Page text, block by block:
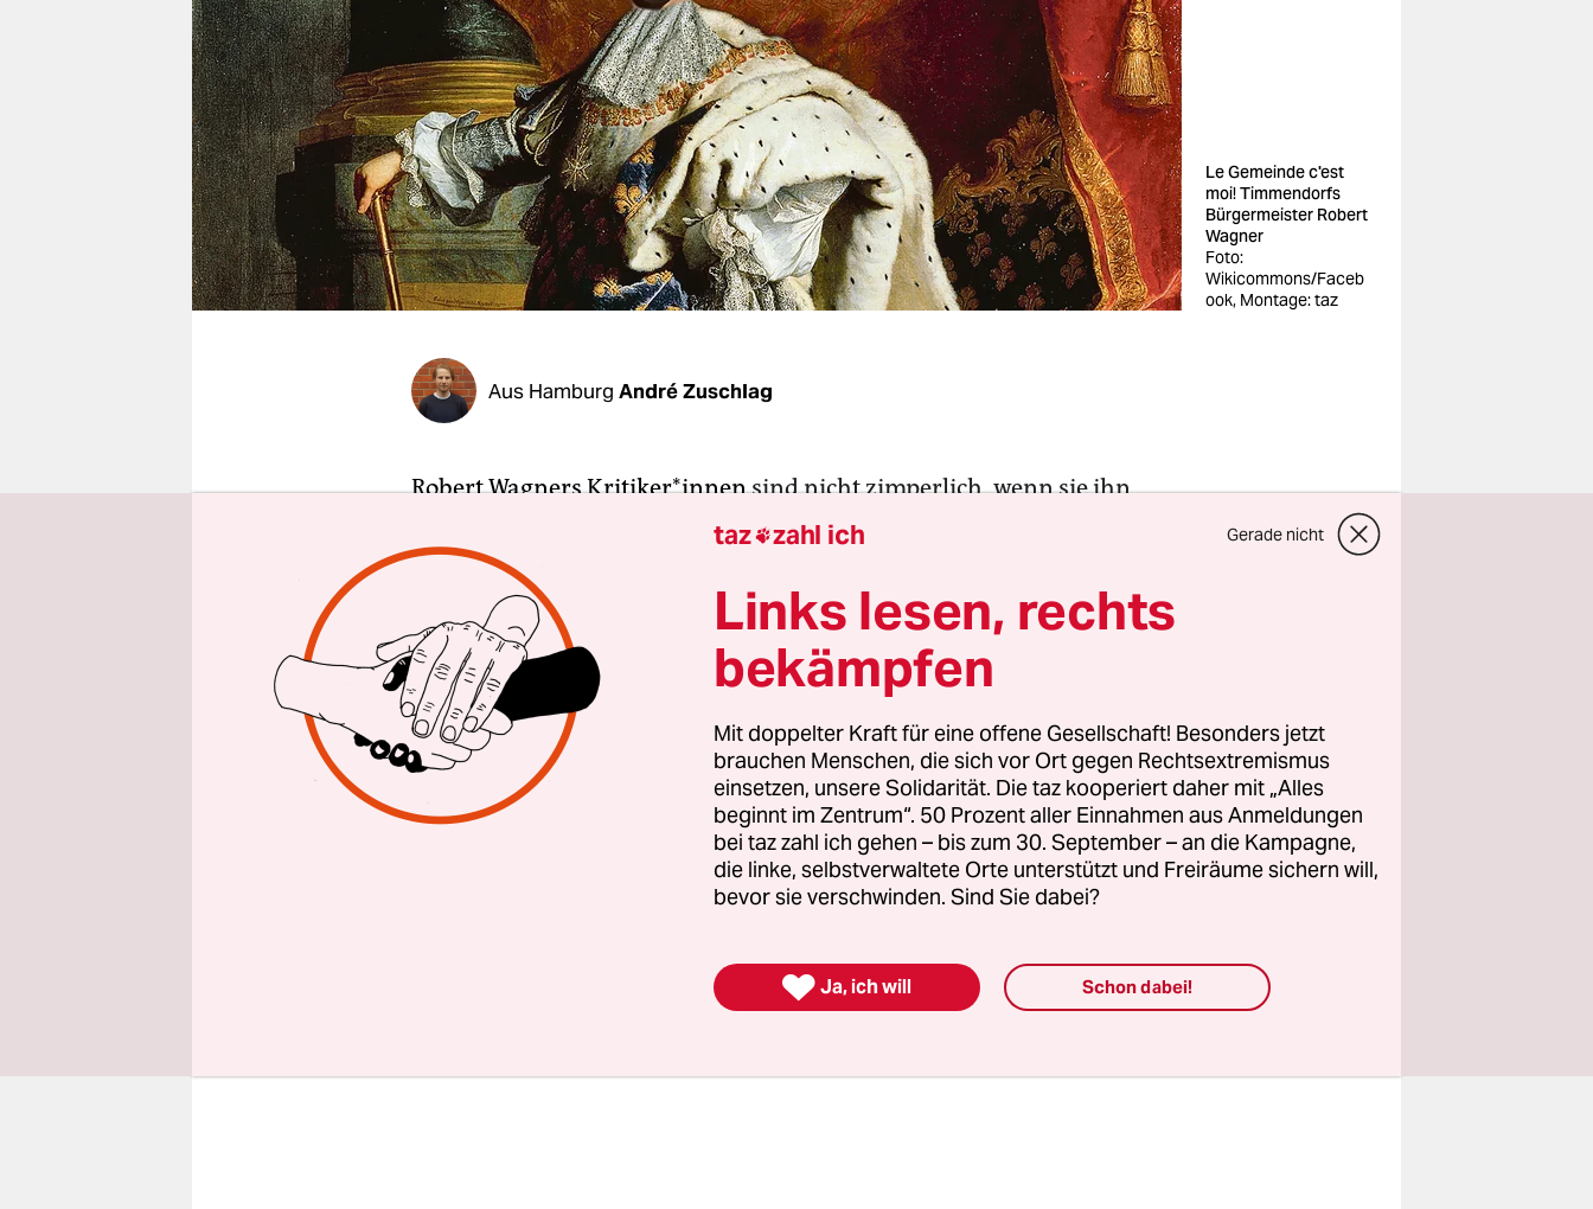
verlag
verlag
veranstaltungen
shop
fragen & hilfe
unterstützen
abo
Le Gemeinde c'est
moi! Timmendorfs
Bürgermeister Robert
Wagner
Foto:
Wikicommons/Faceb
ook, Montage: taz
Aus Hamburg André Zuschlag
Robert Wagners Kritiker*innensind nicht zimperlich, wenn sie ihn
Ein „kleiner Sonnenkönig“ sei er, sagt ein
Gemeindepolitiker. Von selbstbetriebenem „Personenkult“ ist bei
anderen die Rede. Und, ganz grundsätzlich, mangele es ihm an der
Fähigkeit, respektvoll mit Untergebenen umzugehen. Am Sonntag, so
hoffen es viele in der Gemeinde Timmendorfer Strand an Schleswig-
Holsteins Ostküste, soll das Kapitel vorbei sein. Denn noch ist Wagner
ihr Bürgermeister – am Sonntag aber steht er zur Wahl. Genauer
gesagt: zur Abwahl.
Die Gemeinde will ihr vor zwei Jahren gewähltes Oberhaupt loswerden.
Wagner wiederum beklagt Hass und Hetze gegen ihn. Er ist sich sicher,
taz zahl ich Gerade nicht
Links lesen, rechts
bekämpfen
Mit doppelter Kraft für eine offene Gesellschaft! Besonders jetzt
brauchen Menschen, die sich vor Ort gegen Rechtsextremismus
einsetzen, unsere Solidarität. Die taz kooperiert daher mit „Alles
beginnt im Zentrum“. 50 Prozent aller Einnahmen aus Anmeldungen
bei taz zahl ich gehen – bis zum 30. September – an die Kampagne,
die linke, selbstverwaltete Orte unterstützt und Freiräume sichern will,
bevor sie verschwinden. Sind Sie dabei?
 Ja, ich will Schon dabei!